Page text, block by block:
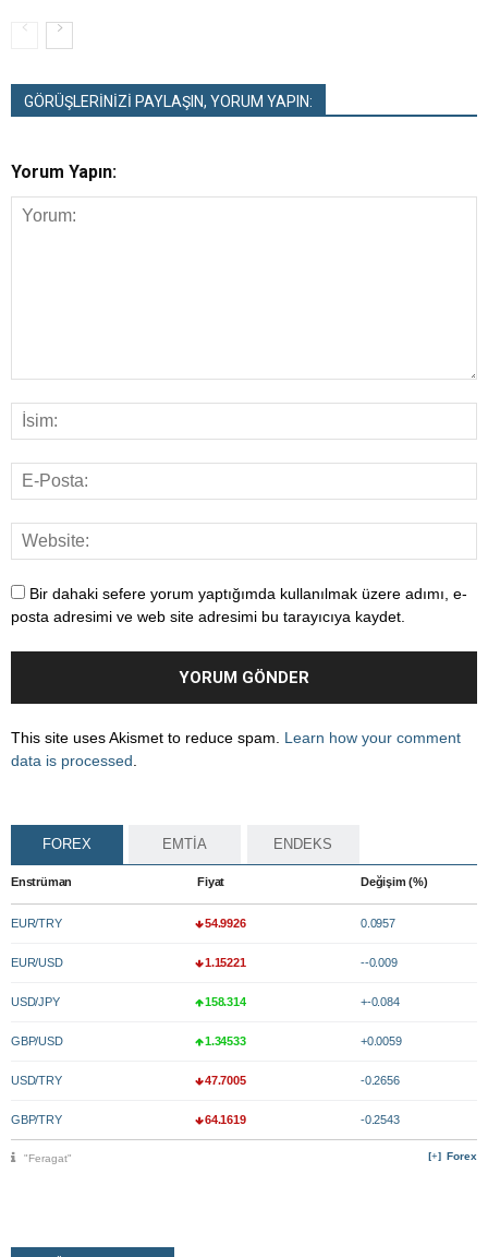
GÖRÜŞLERİNİZİ PAYLAŞIN, YORUM YAPIN:
Yorum Yapın:
Bir dahaki sefere yorum yaptığımda kullanılmak üzere adımı, e-
posta adresimi ve web site adresimi bu tarayıcıya kaydet.
This site uses Akismet to reduce spam. Learn how your comment
data is processed.
FOREX EMTİA ENDEKS
Enstrüman Fiyat Değişim (%)
EUR/TRY 54.9926 0.0957
EUR/USD 1.15221 --0.009
USD/JPY 158.314 +-0.084
GBP/USD 1.34533 +0.0059
USD/TRY 47.7005 -0.2656
GBP/TRY 64.1619 -0.2543
Forex
"Feragat"